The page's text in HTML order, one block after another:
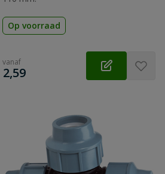
Op voorraad
vanaf
€
2,59